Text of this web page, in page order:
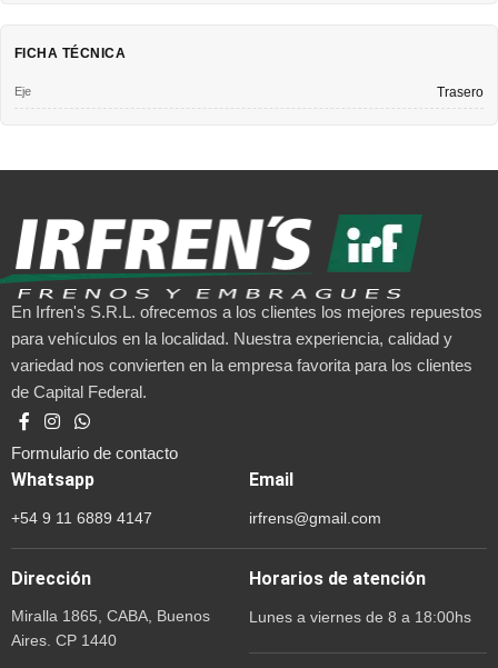
FICHA TÉCNICA
Eje Trasero
En Irfren's S.R.L. ofrecemos a los clientes los mejores repuestos
para vehículos en la localidad. Nuestra experiencia, calidad y
variedad nos convierten en la empresa favorita para los clientes
de Capital Federal.
Formulario de contacto
Whatsapp
+54 9 11 6889 4147
Email
irfrens@gmail.com
Dirección
Miralla 1865, CABA, Buenos
Aires. CP 1440
Horarios de atención
Lunes a viernes de 8 a 18:00hs